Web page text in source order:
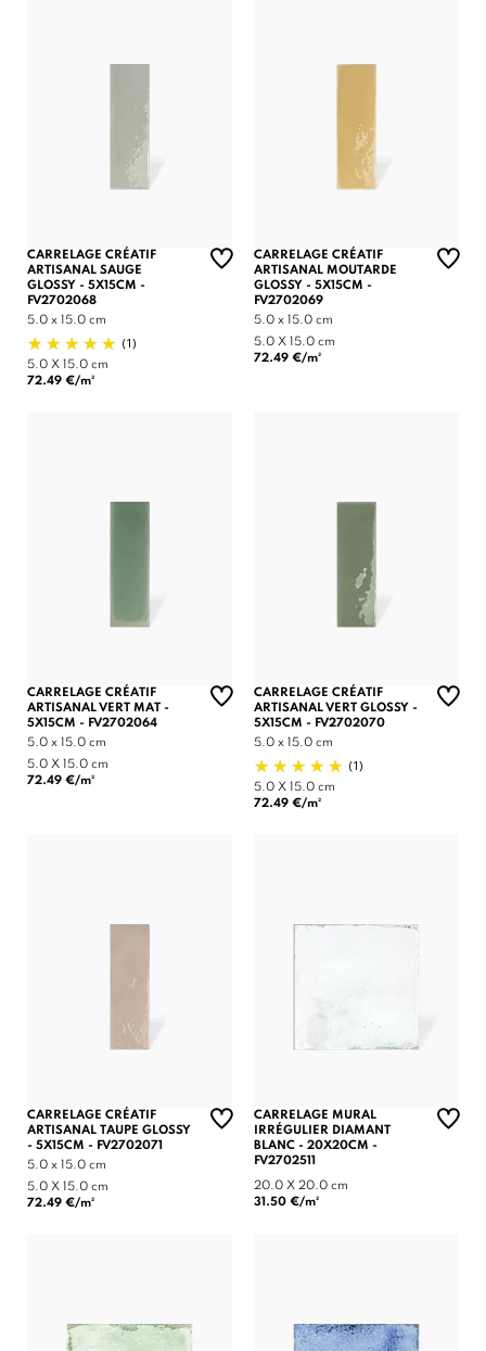
CARRELAGE CRÉATIF
ARTISANAL SAUGE
GLOSSY - 5X15CM -
FV2702068
5.0 x 15.0 cm
(1)
5.0 X 15.0 cm
72.49 €/m²
CARRELAGE CRÉATIF
ARTISANAL MOUTARDE
GLOSSY - 5X15CM -
FV2702069
5.0 x 15.0 cm
5.0 X 15.0 cm
72.49 €/m²
CARRELAGE CRÉATIF
ARTISANAL VERT MAT -
5X15CM - FV2702064
5.0 x 15.0 cm
5.0 X 15.0 cm
72.49 €/m²
CARRELAGE CRÉATIF
ARTISANAL VERT GLOSSY -
5X15CM - FV2702070
5.0 x 15.0 cm
(1)
5.0 X 15.0 cm
72.49 €/m²
CARRELAGE CRÉATIF
ARTISANAL TAUPE GLOSSY
- 5X15CM - FV2702071
5.0 x 15.0 cm
5.0 X 15.0 cm
72.49 €/m²
CARRELAGE MURAL
IRRÉGULIER DIAMANT
BLANC - 20X20CM -
FV2702511
20.0 X 20.0 cm
31.50 €/m²